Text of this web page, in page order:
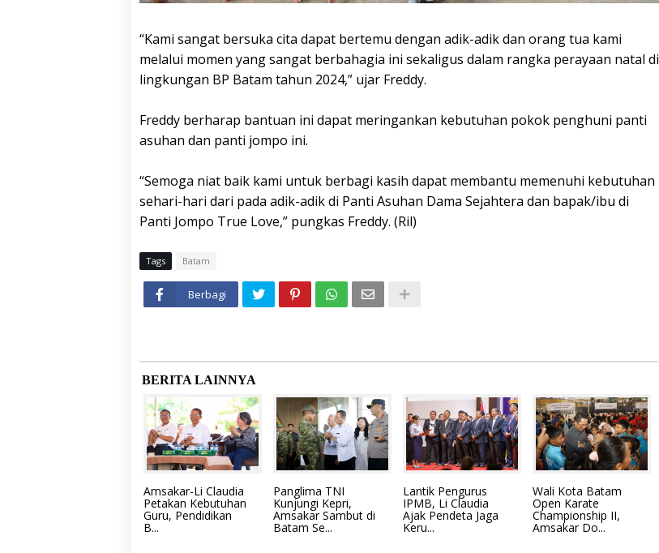
“Kami sangat bersuka cita dapat bertemu dengan adik-adik dan orang tua kami
melalui momen yang sangat berbahagia ini sekaligus dalam rangka perayaan natal di
lingkungan BP Batam tahun 2024,” ujar Freddy.
Freddy berharap bantuan ini dapat meringankan kebutuhan pokok penghuni panti
asuhan dan panti jompo ini.
“Semoga niat baik kami untuk berbagi kasih dapat membantu memenuhi kebutuhan
sehari-hari dari pada adik-adik di Panti Asuhan Dama Sejahtera dan bapak/ibu di
Panti Jompo True Love,” pungkas Freddy. (Ril)
Tags Batam
Berbagi
BERITA LAINNYA
Amsakar-Li Claudia
Petakan Kebutuhan
Guru, Pendidikan
B...
Panglima TNI
Kunjungi Kepri,
Amsakar Sambut di
Batam Se...
Lantik Pengurus
IPMB, Li Claudia
Ajak Pendeta Jaga
Keru...
Wali Kota Batam
Open Karate
Championship II,
Amsakar Do...